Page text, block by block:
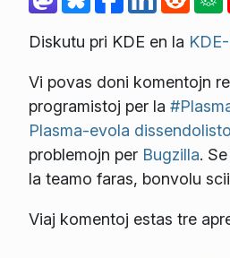
Diskutu pri KDE en la
Vi povas doni komentojn
programistoj per la
Plasma-evola dissendolisto
problemojn per Bugzilla.
la teamo faras, bonvolu
Viaj komentoj estas tre